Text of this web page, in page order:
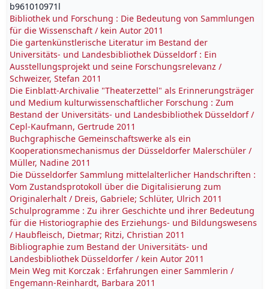
b961010971l
Bibliothek und Forschung : Die Bedeutung von Sammlungen
für die Wissenschaft / kein Autor 2011
Die gartenkünstlerische Literatur im Bestand der
Universitäts- und Landesbibliothek Düsseldorf : Ein
Ausstellungsprojekt und seine Forschungsrelevanz /
Schweizer, Stefan 2011
Die Einblatt-Archivalie "Theaterzettel" als Erinnerungsträger
und Medium kulturwissenschaftlicher Forschung : Zum
Bestand der Universitäts- und Landesbibliothek Düsseldorf /
Cepl-Kaufmann, Gertrude 2011
Buchgraphische Gemeinschaftswerke als ein
Kooperationsmechanismus der Düsseldorfer Malerschüler /
Müller, Nadine 2011
Die Düsseldorfer Sammlung mittelalterlicher Handschriften :
Vom Zustandsprotokoll über die Digitalisierung zum
Originalerhalt / Dreis, Gabriele; Schlüter, Ulrich 2011
Schulprogramme : Zu ihrer Geschichte und ihrer Bedeutung
für die Historiographie des Erziehungs- und Bildungswesens
/ Haubfleisch, Dietmar; Ritzi, Christian 2011
Bibliographie zum Bestand der Universitäts- und
Landesbibliothek Düsseldorfer / kein Autor 2011
Mein Weg mit Korczak : Erfahrungen einer Sammlerin /
Engemann-Reinhardt, Barbara 2011